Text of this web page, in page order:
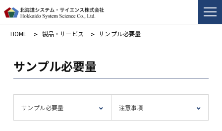
HOME 製品・サービス サンプル必要量
サンプル必要量
サンプル必要量 注意事項